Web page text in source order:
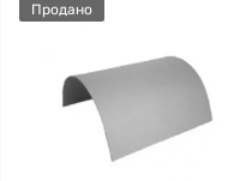
Продано